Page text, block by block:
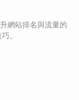
網站排名與流量的
。